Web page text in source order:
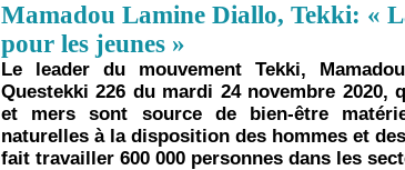
Mamadou Lamine Diallo, Tekki: «
pour les jeunes »
Le leader du mouvement Tekki,
Questekki 226 du mardi 24 novembre 2020,
et mers sont source de bien-être
naturelles à la disposition des hommes et
fait travailler 600 000 personnes dans les